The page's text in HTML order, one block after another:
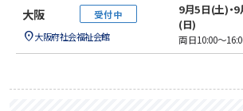
受付中
大阪
大阪府社会福祉会館
9月5日(土)・9
(日)
両日10:00～